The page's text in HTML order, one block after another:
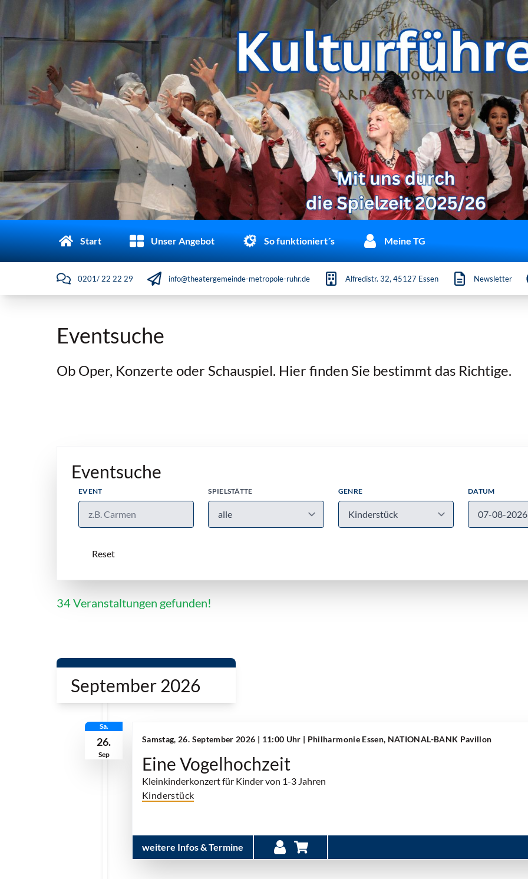
Start Unser Angebot So funktioniert´s Meine TG
0201/ 22 22 29 info@theatergemeinde-metropole-ruhr.de Alfredistr. 32, 45127 Essen Newsletter
Eventsuche
Ob Oper, Konzerte oder Schauspiel. Hier finden Sie bestimmt das Richtige.
Eventsuche
EVENT SPIELSTÄTTE GENRE DATUM
34 Veranstaltungen gefunden!
September 2026
Sa.
26.
Sep
Samstag, 26. September 2026 | 11:00 Uhr | Philharmonie Essen, NATIONAL-BANK Pavillon
Eine Vogelhochzeit
Kleinkinderkonzert für Kinder von 1-3 Jahren
Kinderstück
weitere Infos & Termine